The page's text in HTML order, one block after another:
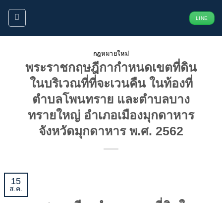
ข้าม
ยัง
LINE
กฎหมายใหม่
พระราชกฤษฎีกากำหนดเขตที่ดิน
ในบริเวณที่ที่จะเวนคืน ในท้องที่
ตำบลโพนทราย และตำบลบาง
ทรายใหญ่ อำเภอเมืองมุกดาหาร
จังหวัดมุกดาหาร พ.ศ. 2562
15
ส.ค.